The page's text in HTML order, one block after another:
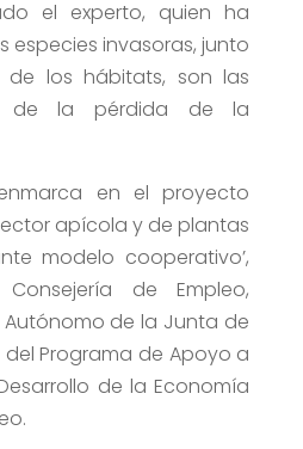
el experto, quien ha
especies invasoras, junto
los hábitats, son las
de la pérdida de la
en el proyecto
apícola y de plantas
modelo cooperativo’,
de Empleo,
Autónomo de la Junta de
Programa de Apoyo a
de la Economía